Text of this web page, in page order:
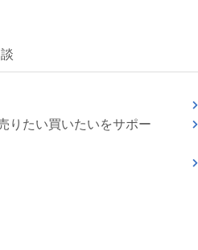
りたい買いたいをサポー